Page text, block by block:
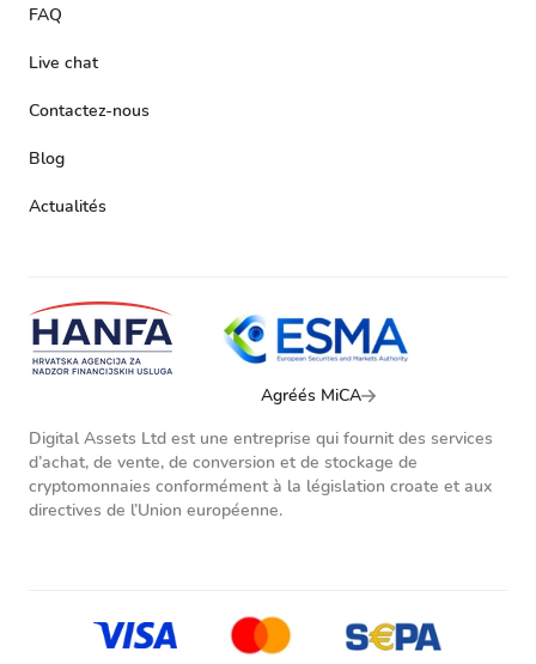
FAQ
Live chat
Contactez-nous
Blog
Actualités
Agréés MiCA
Digital Assets Ltd est une entreprise qui fournit des services
d’achat, de vente, de conversion et de stockage de
cryptomonnaies conformément à la législation croate et aux
directives de l’Union européenne.